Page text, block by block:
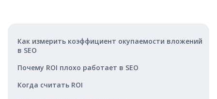
Как измерить коэффициент окупаемости вложений
в SEO
Почему ROI плохо работает в SEO
Когда считать ROI